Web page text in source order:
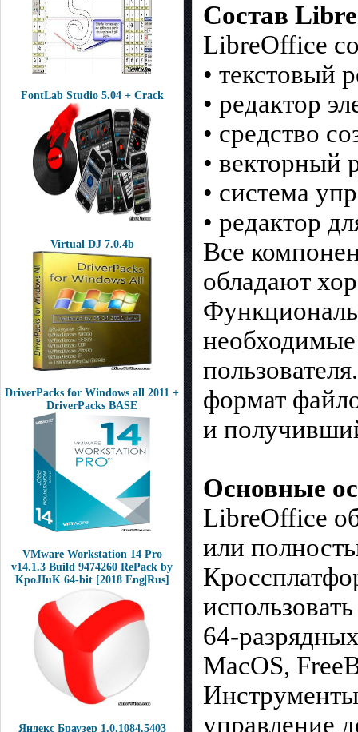
FontLab Studio 5.04 + Crack
Virtual DJ 7.0.4b
DriverPacks for Windows all 2011 +
DriverPacks BASE
VMware Workstation 14 Pro
v14.1.3 Build 9474260 RePack by
KpoJIuK 64-bit [2018 Eng|Rus]
Яндекс Браузер 1.0.1084.5403
Состав
LibreOffice
• текстовый
• редактор
• средство
• векторный
• система
• редактор
Все
обладают
необходимые
формат
и
Основные
LibreOffice
или
64-
MacOS,
управление